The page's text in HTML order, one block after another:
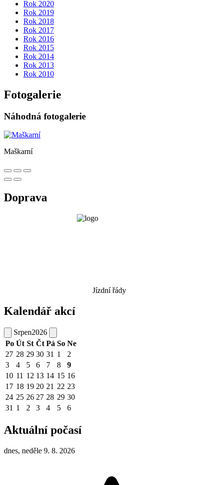
Rok 2020
Rok 2019
Rok 2018
Rok 2017
Rok 2016
Rok 2015
Rok 2014
Rok 2013
Rok 2010
Fotogalerie
Náhodná fotogalerie
Maškarní
Doprava
Jízdní řády
Kalendář akcí
Srpen2026
Po Út St Čt Pá So Ne
27 28 29 30 31 1
2
3
4 5 6 7 8
9
10 11 12 13 14 15 16
17 18 19 20 21 22 23
24 25 26 27 28 29 30
31 1 2 3 4 5 6
Aktuální počasí
dnes, neděle 9. 8. 2026